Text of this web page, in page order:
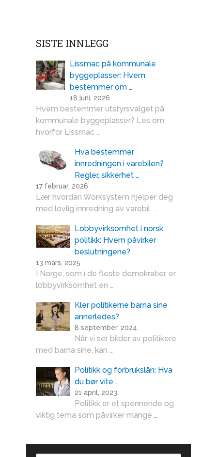
SISTE INNLEGG
Lissmac på kommunale
byggeplasser: Hvem
bestemmer om …
18 juni, 2026
Hvem bestemmer utstyrsvalget på
kommunale byggeplasser? Les om
hvorfor Lissmac …
Hva bestemmer
innredningen i varebilen?
Regler, sikkerhet …
17 februar, 2026
Lær hvordan Worksystem hjelper deg
med lovlig innredning av varebil. …
Lobbyvirksomhet i norsk
politikk: Hvem påvirker
beslutningene?
13 mars, 2025
I Norge, som i de fleste demokratier, er
lobbyvirksomhet en …
Kler politikerne barna sine
annerledes?
8 september, 2024
Når vi ser bilder av politikere
med barna sine, kan …
Politikk og forbrukslån: Hva
du bør vite …
21 april, 2023
Politikk er et spennende og
viktig tema som påvirker mange …